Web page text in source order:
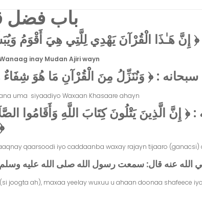
باب فضل
﴿ إِنَّ هَـٰذَا الْقُرْآنَ يَهْدِي لِلَّتِي هِيَ أَقْوَمُ
inay Mudan Ajiri wayn
: ﴿ وَنُنَزِّلُ مِنَ الْقُرْآنِ مَا هُوَ شِفَاءٌ
uma siyaadiyo Waxaan Khasaare ahayn.
﴿ إِنَّ الَّذِينَ يَتْلُونَ كِتَابَ اللَّهِ وَأَقَامُوا
qaarsoodi iyo caddaanba waxay rajayn tijaaro (ganacsi)
عنه قال‏:‏ سمعت رسول الله صلى الله عليه وسلم
joogta ah), maxaa yeelay wuxuu u ahaan doonaa shafeece